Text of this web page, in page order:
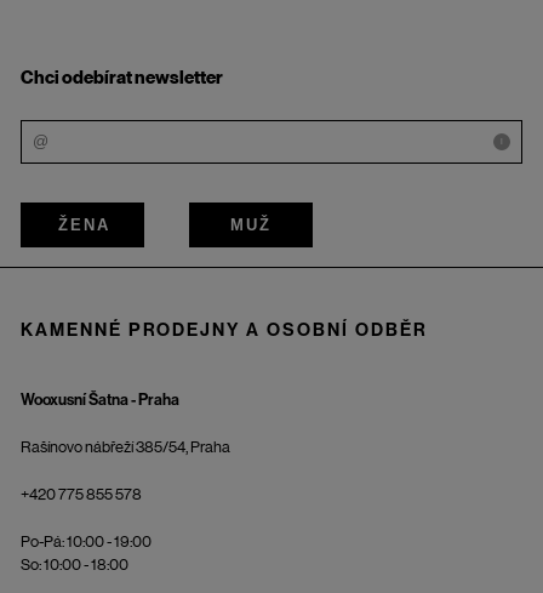
Chci odebírat newsletter
i
ŽENA MUŽ
KAMENNÉ PRODEJNY A OSOBNÍ ODBĚR
Wooxusní Šatna - Praha
Rašínovo nábřeží 385/54, Praha
+420 775 855 578
Po-Pá: 10:00 - 19:00
So: 10:00 - 18:00